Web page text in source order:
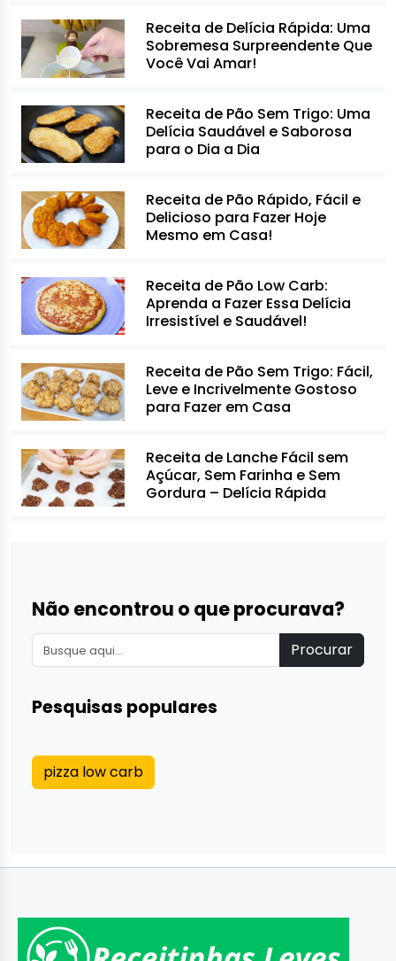
Receita de Delícia Rápida: Uma
Sobremesa Surpreendente Que
Você Vai Amar!
Receita de Pão Sem Trigo: Uma
Delícia Saudável e Saborosa
para o Dia a Dia
Receita de Pão Rápido, Fácil e
Delicioso para Fazer Hoje
Mesmo em Casa!
Receita de Pão Low Carb:
Aprenda a Fazer Essa Delícia
Irresistível e Saudável!
Receita de Pão Sem Trigo: Fácil,
Leve e Incrivelmente Gostoso
para Fazer em Casa
Receita de Lanche Fácil sem
Açúcar, Sem Farinha e Sem
Gordura – Delícia Rápida
Não encontrou o que procurava?
Procurar
Pesquisas populares
pizza low carb